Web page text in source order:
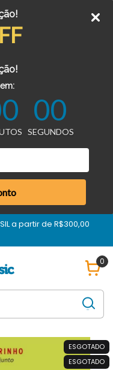
00
SEGUNDOS
a partir de R$300,00
0
ESGOTADO
ESGOTADO